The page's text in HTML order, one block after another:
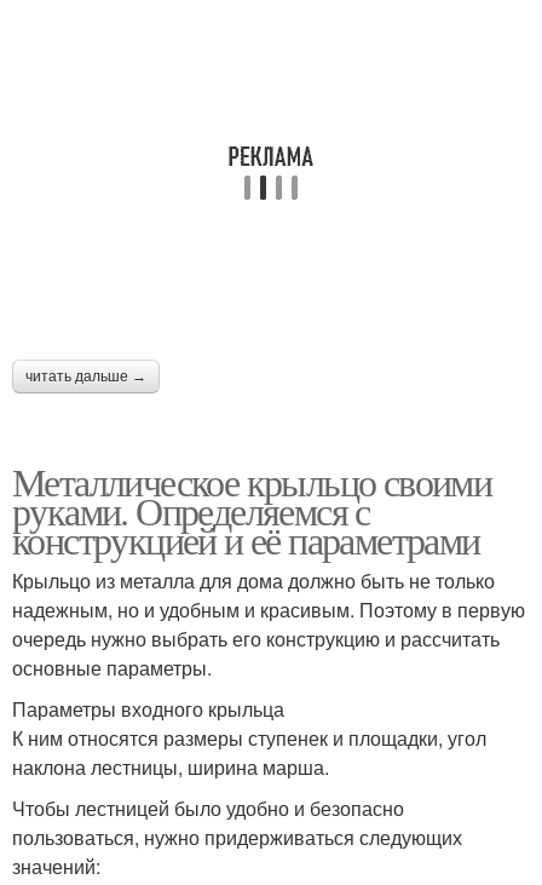
читать дальше →
Металлическое крыльцо своими
руками. Определяемся с
конструкцией и её параметрами
Крыльцо из металла для дома должно быть не только
надежным, но и удобным и красивым. Поэтому в первую
очередь нужно выбрать его конструкцию и рассчитать
основные параметры.
Параметры входного крыльца
К ним относятся размеры ступенек и площадки, угол
наклона лестницы, ширина марша.
Чтобы лестницей было удобно и безопасно
пользоваться, нужно придерживаться следующих
значений: